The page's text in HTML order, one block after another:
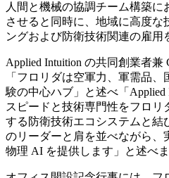
人間と機械の協調チーム構築
させると同時に、地域に高度な
ングおよび防衛技術関連の雇用
Applied Intuition の共同創業者兼
「フロリダは空軍力、軍需品
験の中心ハブ」と述べ「
スピードと技術専門性をフロ
する防衛技術エコシステムと結
のリーダーと肩を並べながら、
物理 AI を提供します」と述べま